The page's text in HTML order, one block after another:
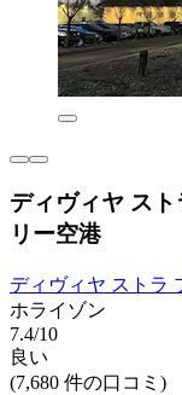
ディヴィヤ ス
リー空港
ディヴィヤ ストラ
ホライゾン
7.4/10
良い
(7,680 件の口コミ)